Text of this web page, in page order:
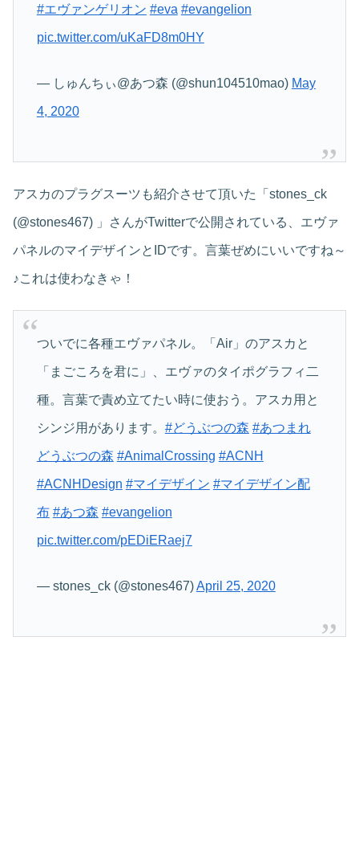
#エヴァンゲリオン #eva #evangelion
pic.twitter.com/uKaFD8m0HY
— しゅんちぃ@あつ森 (@shun104510mao) May
4, 2020
アスカのプラグスーツも紹介させて頂いた「stones_ck
(@stones467) 」さんがTwitterで公開されている、エヴァ
パネルのマイデザインとIDです。言葉ぜめにいいですね～
♪これは使わなきゃ！
ついでに各種エヴァパネル。「Air」のアスカと
「まごころを君に」、エヴァのタイポグラフィ二
種。言葉で責め立てたい時に使おう。アスカ用と
シンジ用があります。 #どうぶつの森 #あつまれ
どうぶつの森 #AnimalCrossing #ACNH
#ACNHDesign #マイデザイン #マイデザイン配
布 #あつ森 #evangelion
pic.twitter.com/pEDiERaej7
— stones_ck (@stones467)April 25, 2020